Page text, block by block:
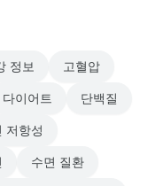
정보 고혈압
다이어트 단백질
저항성
수면 질환